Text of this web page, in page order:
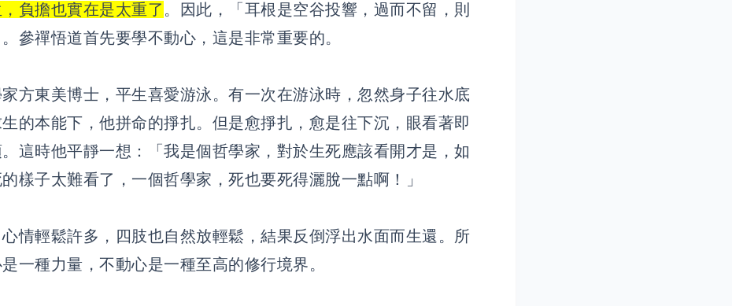
負擔也實在是太重了 。因此，「耳根是空谷投響，過而不留，則
參禪悟道首先要學不動心，這是非常重要的。
方東美博士，平生喜愛游泳。有一次在游泳時，忽然身子往水底
的本能下，他拼命的掙扎。但是愈掙扎，愈是往下沉，眼看著即
這時他平靜一想：「我是個哲學家，對於生死應該看開才是，如
樣子太難看了，一個哲學家，死也要死得灑脫一點啊！」
情輕鬆許多，四肢也自然放輕鬆，結果反倒浮出水面而生還。所
一種力量，不動心是一種至高的修行境界。